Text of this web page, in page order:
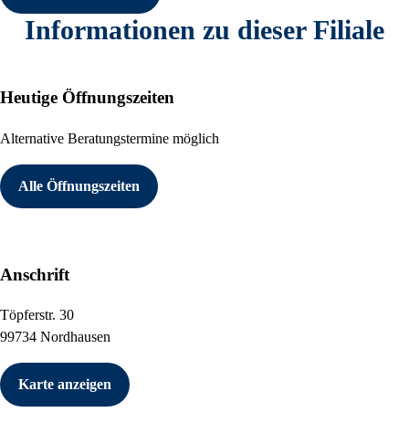
Informationen zu dieser Filiale
Heutige Öffnungszeiten
Alternative Beratungstermine möglich
Alle Öffnungszeiten
Anschrift
Töpferstr. 30
99734 Nordhausen
Karte anzeigen